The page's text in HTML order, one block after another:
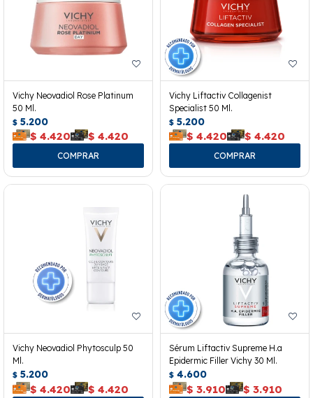
Vichy Neovadiol Rose Platinum
50 Ml.
$ 5.200
$ 4.420 $ 4.420
Vichy Liftactiv Collagenist
Specialist 50 Ml.
$ 5.200
$ 4.420 $ 4.420
Vichy Neovadiol Phytosculp 50
Ml.
$ 5.200
$ 4.420 $ 4.420
Sérum Liftactiv Supreme H.a
Epidermic Filler Vichy 30 Ml.
$ 4.600
$ 3.910 $ 3.910